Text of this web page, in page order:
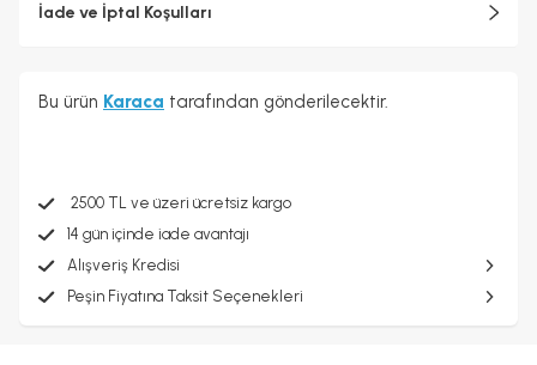
İade ve İptal Koşulları
Bu ürün Karaca tarafından gönderilecektir.
2500 TL ve üzeri ücretsiz kargo
14 gün içinde iade avantajı
Alışveriş Kredisi
Peşin Fiyatına Taksit Seçenekleri